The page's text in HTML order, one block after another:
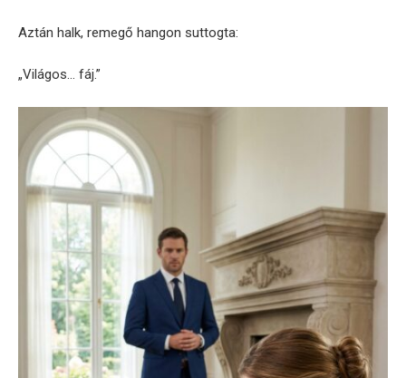
Aztán halk, remegő hangon suttogta:
„Világos… fáj.”